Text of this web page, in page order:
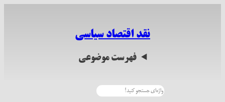
نقد اقتصاد سیاسی
فهرست موضوعی